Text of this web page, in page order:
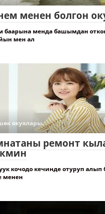
менен болгон
баарына менда башымдан
мен ал
окуялары.
ремонт
кочодо кечинде отуруп
менен